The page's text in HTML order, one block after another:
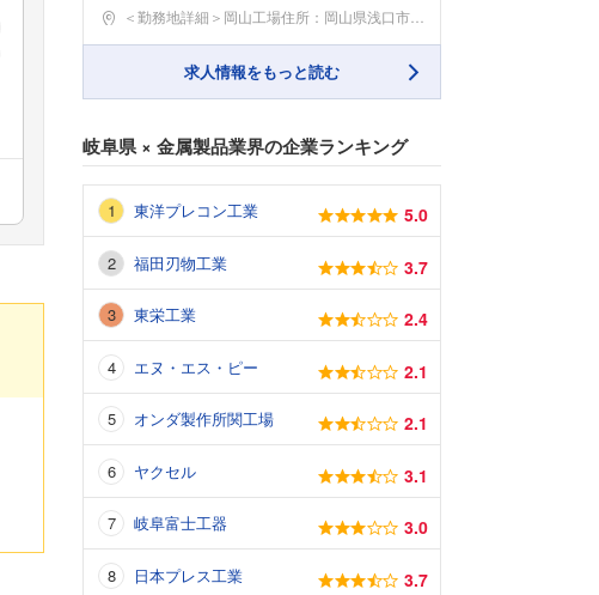
勤務地＜勤務地詳細＞岡山工場住所：岡山県浅口市鴨方町六条
求人情報をもっと読む
岐阜県× 金属製品業界の企業ランキング
東洋プレコン工業 5.0
福田刃物工業 3.7
東栄工業 2.4
エヌ・エス・ピー 2.1
オンダ製作所関工場 2.1
ヤクセル 3.1
岐阜富士工器 3.0
日本プレス工業 3.7